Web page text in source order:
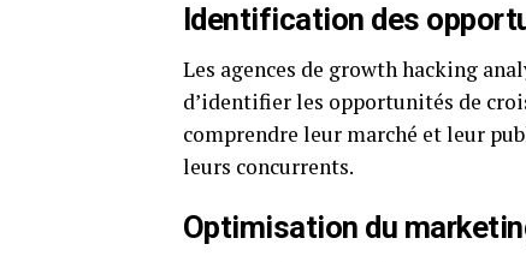
Identification des
Les agences de growth hacking
d’identifier les opportunités de
comprendre leur marché et leur
leurs concurrents.
Optimisation du